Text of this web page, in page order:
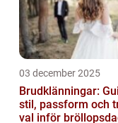
03 december 2025
Brudklänningar:
stil, passform och
val inför